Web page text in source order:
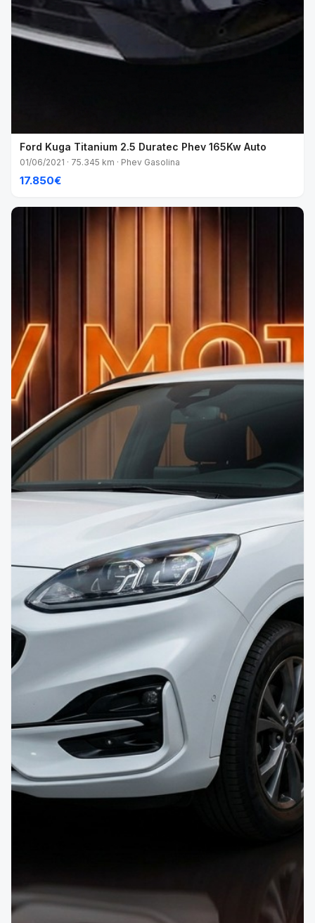
Ford Kuga Titanium 2.5 Duratec Phev 165Kw Auto
01/06/2021 · 75.345 km · Phev Gasolina
17.850€